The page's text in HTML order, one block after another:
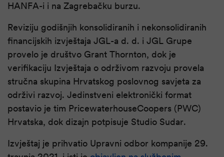
HANFA-i i na Zagrebačku burzu.
Reviziju godišnjih konsolidiranih i nekonsolidiranih
financijskih izvještaja JGL-a d. d. i JGL Grupe
provelo je društvo Grant Thornton, dok je
verifikaciju Izvještaja o održivom razvoju provela
stručna skupina Hrvatskog poslovnog savjeta za
održivi razvoj. Jedinstveni elektronički format
postavio je tim PricewaterhouseCoopers (PWC)
Hrvatska, dok dizajn potpisuje Studio Sudar.
Izvještaj je prihvatio Upravni odbor kompanije 29.